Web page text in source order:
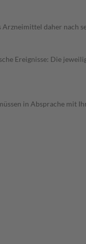
daher nach
Ereignisse: Die
in Absprache mit